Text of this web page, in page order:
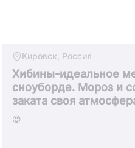
Кировск, Россия
Хибины-идеальное
сноуборде. Мороз и
заката своя
😍